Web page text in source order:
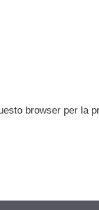
browser per la